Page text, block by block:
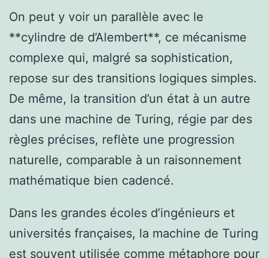
On peut y voir un parallèle avec le
**cylindre de d’Alembert**, ce mécanisme
complexe qui, malgré sa sophistication,
repose sur des transitions logiques simples.
De même, la transition d’un état à un autre
dans une machine de Turing, régie par des
règles précises, reflète une progression
naturelle, comparable à un raisonnement
mathématique bien cadencé.
Dans les grandes écoles d’ingénieurs et
universités françaises, la machine de Turing
est souvent utilisée comme métaphore pour